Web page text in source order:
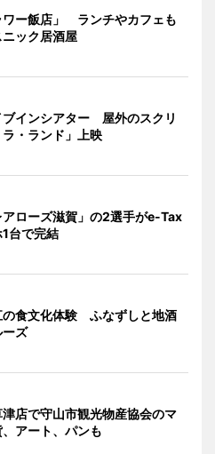
ワー飯店」 ランチやカフェも
ック居酒屋
ブインシアター 屋外のスクリ
・ランド」上映
ローズ滋賀」の2選手がe-Tax
台で完結
の食文化体験 ふなずしと地酒
ーズ
店で守山市観光物産協会のマ
アート、パンも